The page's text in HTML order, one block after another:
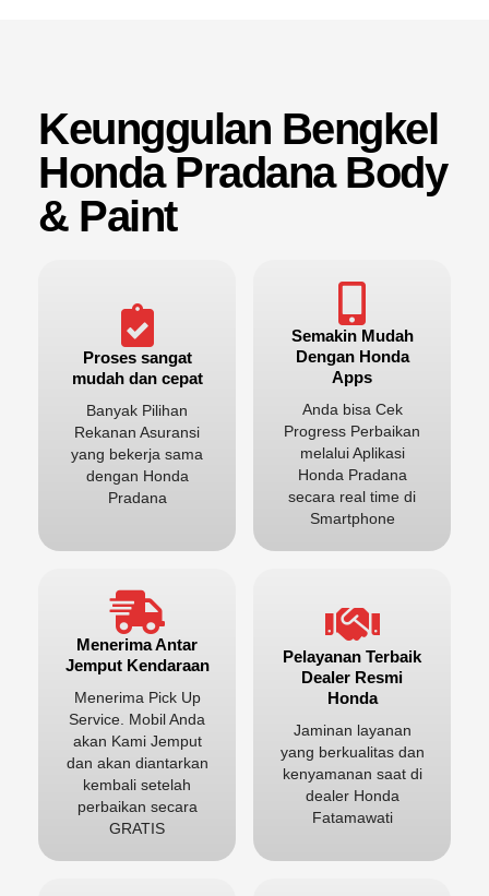
Keunggulan Bengkel
Honda Pradana Body
& Paint
Proses sangat
mudah dan cepat
Banyak Pilihan
Rekanan Asuransi
yang bekerja sama
dengan Honda
Pradana
Semakin Mudah
Dengan Honda
Apps
Anda bisa Cek
Progress Perbaikan
melalui Aplikasi
Honda Pradana
secara real time di
Smartphone
Menerima Antar
Jemput Kendaraan
Menerima Pick Up
Service. Mobil Anda
akan Kami Jemput
dan akan diantarkan
kembali setelah
perbaikan secara
GRATIS
Pelayanan Terbaik
Dealer Resmi
Honda
Jaminan layanan
yang berkualitas dan
kenyamanan saat di
dealer Honda
Fatamawati